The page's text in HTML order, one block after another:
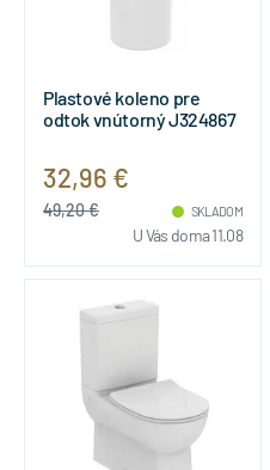
Plastové koleno pre
odtok vnútorný J324867
32,96 €
49,20 € SKLADOM
U Vás doma 11.08